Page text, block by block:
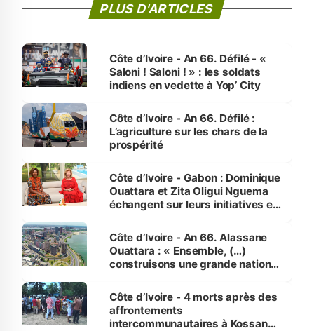
PLUS D'ARTICLES
Côte d’Ivoire - An 66. Défilé - «
Saloni ! Saloni ! » : les soldats
indiens en vedette à Yop’ City
Côte d’Ivoire - An 66. Défilé :
L’agriculture sur les chars de la
prospérité
Côte d’Ivoire - Gabon : Dominique
Ouattara et Zita Oligui Nguema
échangent sur leurs initiatives en
enfants
Côte d’Ivoire - An 66. Alassane
Ouattara : « Ensemble, (…)
construisons une grande nation
générations futures »
Côte d’Ivoire - 4 morts après des
affrontements
intercommunautaires à Kossandji